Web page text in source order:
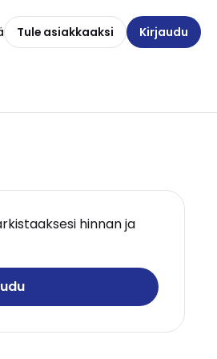
Tule asiakkaaksi Kirjaudu
hinnan ja